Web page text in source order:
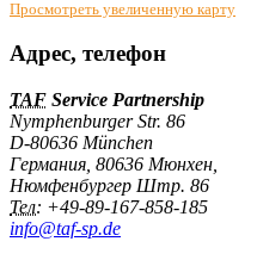
Просмотреть увеличенную карту
Адрес, телефон
TAF Service Partnership
Nymphenburger Str. 86
D-80636 München
Германия 80636 Мюнхен
Нюмфенбургер Штр. 86
Тел: +49-89-167-858-185
info@taf-sp.de